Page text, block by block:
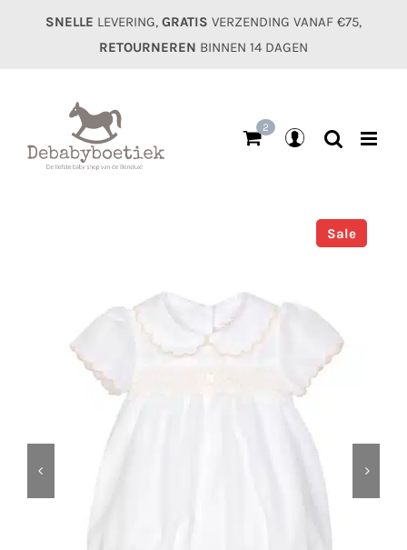
SNELLE LEVERING, GRATIS VERZENDING VANAF €75,
RETOURNEREN BINNEN 14 DAGEN
2
Sale